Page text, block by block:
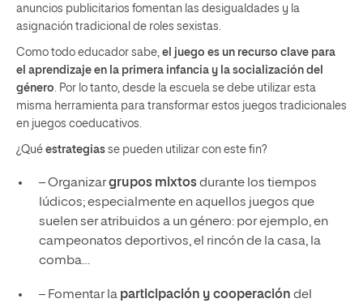
anuncios publicitarios fomentan las desigualdades y la
asignación tradicional de roles sexistas.
Como todo educador sabe, el juego es un recurso clave para
el aprendizaje en la primera infancia y la socialización del
género. Por lo tanto, desde la escuela se debe utilizar esta
misma herramienta para transformar estos juegos tradicionales
en juegos coeducativos.
¿Qué estrategias se pueden utilizar con este fin?
– Organizargrupos mixtosdurante los tiempos
lúdicos; especialmente en aquellos juegos que
suelen ser atribuidos a un género: por ejemplo, en
campeonatos deportivos, el rincón de la casa, la
comba…
– Fomentar la participación y cooperación del